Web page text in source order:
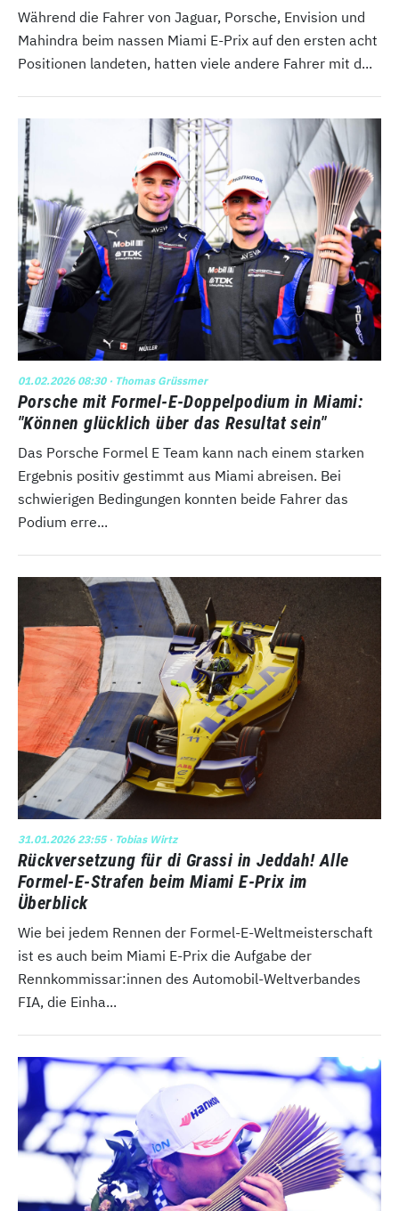
Während die Fahrer von Jaguar, Porsche, Envision und
Mahindra beim nassen Miami E-Prix auf den ersten acht
Positionen landeten, hatten viele andere Fahrer mit d...
01.02.2026 08:30· Thomas Grüssmer
Porsche mit Formel-E-Doppelpodium in Miami:
"Können glücklich über das Resultat sein"
Das Porsche Formel E Team kann nach einem starken
Ergebnis positiv gestimmt aus Miami abreisen. Bei
schwierigen Bedingungen konnten beide Fahrer das
Podium erre...
31.01.2026 23:55· Tobias Wirtz
Rückversetzung für di Grassi in Jeddah! Alle
Formel-E-Strafen beim Miami E-Prix im
Überblick
Wie bei jedem Rennen der Formel-E-Weltmeisterschaft
ist es auch beim Miami E-Prix die Aufgabe der
Rennkommissar:innen des Automobil-Weltverbandes
FIA, die Einha...